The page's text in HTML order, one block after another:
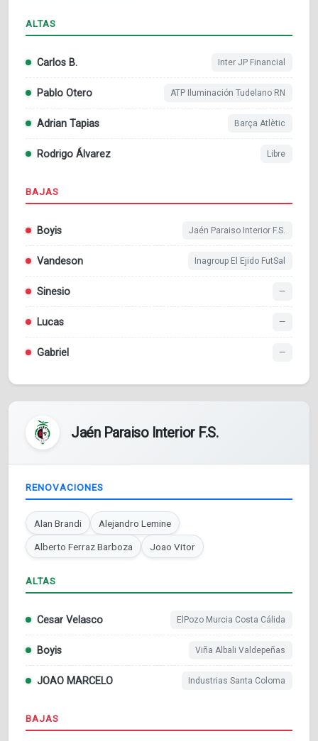
ALTAS
Carlos B. Inter JP Financial
Pablo Otero ATP Iluminación Tudelano RN
Adrian Tapias Barça Atlètic
Rodrigo Álvarez Libre
BAJAS
Boyis Jaén Paraiso Interior F.S.
Vandeson Inagroup El Ejido FutSal
Sinesio —
Lucas —
Gabriel —
Jaén Paraiso Interior F.S.
RENOVACIONES
Alan Brandi Alejandro Lemine
Alberto Ferraz Barboza Joao Vitor
ALTAS
Cesar Velasco ElPozo Murcia Costa Cálida
Boyis Viña Albali Valdepeñas
JOAO MARCELO Industrias Santa Coloma
BAJAS